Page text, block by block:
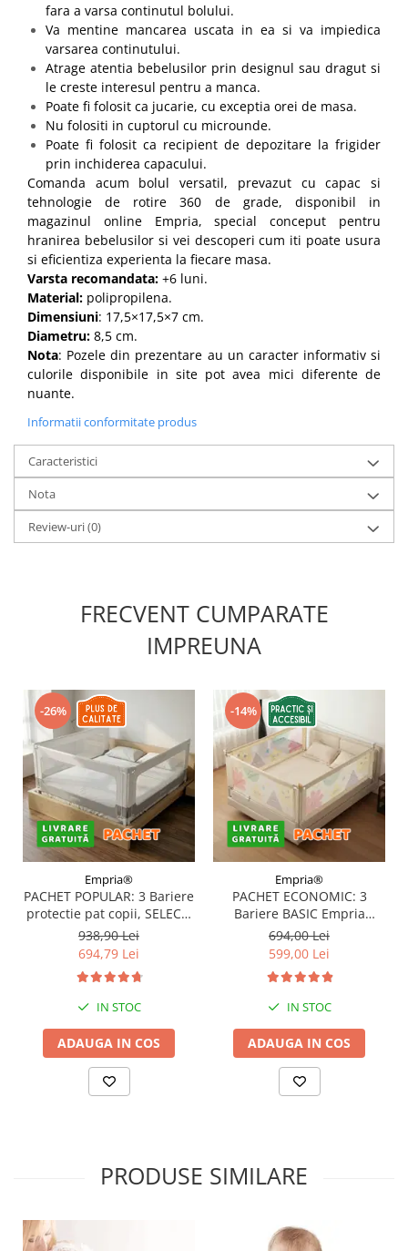
fara a varsa continutul bolului.
Va mentine mancarea uscata in ea si va impiedica
varsarea continutului.
Atrage atentia bebelusilor prin designul sau dragut si
le creste interesul pentru a manca.
Poate fi folosit ca jucarie, cu exceptia orei de masa.
Nu folositi in cuptorul cu microunde.
Poate fi folosit ca recipient de depozitare la frigider
prin inchiderea capacului.
Comanda acum bolul versatil, prevazut cu capac si
tehnologie de rotire 360 de grade, disponibil in
magazinul online Empria, special conceput pentru
hranirea bebelusilor si vei descoperi cum iti poate usura
si eficientiza experienta la fiecare masa.
Varsta recomandata: +6 luni.
Material: polipropilena.
Dimensiuni: 17,5×17,5×7 cm.
Diametru: 8,5 cm.
Nota: Pozele din prezentare au un caracter informativ si
culorile disponibile in site pot avea mici diferente de
nuante.
Informatii conformitate produs
Caracteristici
Nota
Review-uri(0)
FRECVENT CUMPARATE
IMPREUNA
-26%
Empria®
PACHET POPULAR: 3 Bariere
protectie pat copii, SELECT,
160x200 cm
938,90 Lei
694,79 Lei
IN STOC
ADAUGA IN COS
-14%
Empria®
PACHET ECONOMIC: 3
Bariere BASIC Empria
protectie pat 160X200 cm +
bara stabilizatoare
694,00 Lei
599,00 Lei
IN STOC
ADAUGA IN COS
PRODUSE SIMILARE